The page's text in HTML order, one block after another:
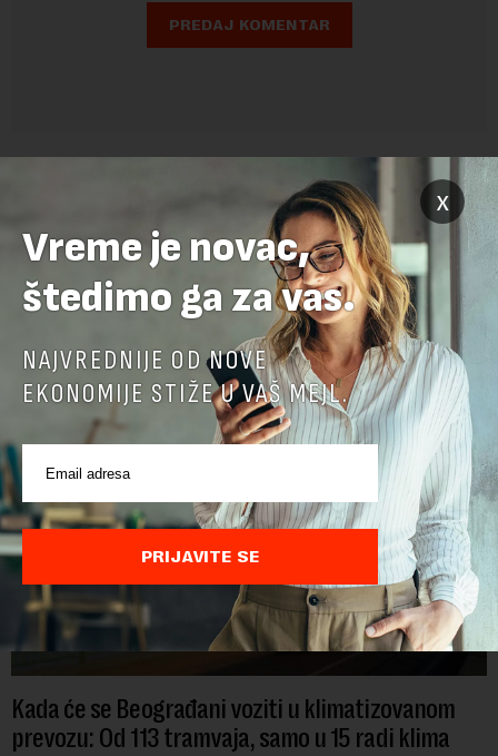
POVEZANI SADRŽAJI
Kada će se Beograđani voziti u klimatizovanom
prevozu: Od 113 tramvaja, samo u 15 radi klima
x
Vreme je novac,
štedimo ga za vas.
NAJVREDNIJE OD NOVE
EKONOMIJE STIŽE U VAŠ MEJL.
PRIJAVITE SE